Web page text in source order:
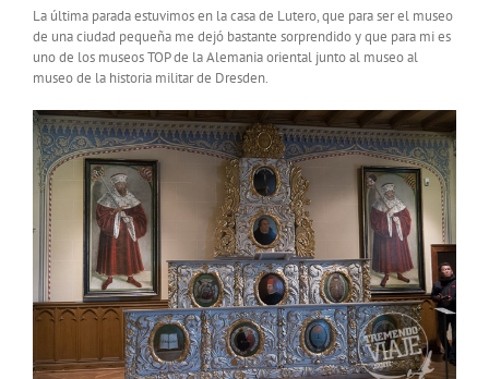
La última parada estuvimos en la casa de Lutero, que para ser el museo
de una ciudad pequeña me dejó bastante sorprendido y que para mi es
uno de los museos TOP de la Alemania oriental junto al museo al
museo de la historia militar de Dresden.